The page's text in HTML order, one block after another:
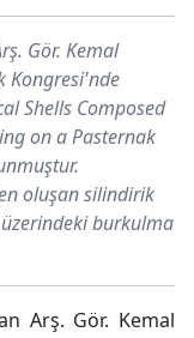
Gör. Kemal
Kongresi'nde
Shells Composed
on a Pasternak
oluşan silindirik
burkulma
Arş. Gör. Kemal